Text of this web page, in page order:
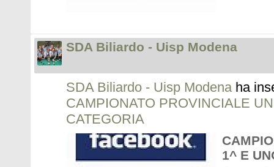
SDA Biliardo - Uisp Modena
SDA Biliardo - Uisp Modenaha
CAMPIONATO PROVINCIALE
CATEGORIA
1^ E